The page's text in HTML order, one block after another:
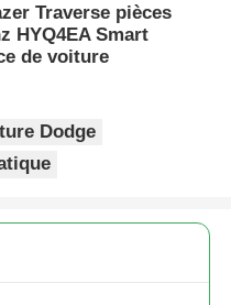
Traverse pièces
HYQ4EA Smart
de voiture
Dodge